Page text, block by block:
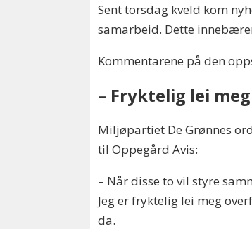
Sent torsdag kveld kom
samarbeid. Dette
Kommentarene på den
– Fryktelig lei meg
Miljøpartiet De Grønnes
til Oppegård Avis:
– Når disse to vil styre
Jeg er fryktelig lei meg
da.